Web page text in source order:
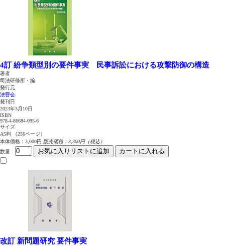
4訂 紛争類型別の要件事実 民事訴訟における攻撃防御の構造
著者
司法研修所・編
発行元
法曹会
発刊日
2023年3月10日
ISBN
978-4-86684-095-6
サイズ
A5判 （256ページ）
本体価格：3,000円 販売価格：3,300円（税込）
数量 ： お気に入りリストに追加 カートに入れる
改訂 新問題研究 要件事実